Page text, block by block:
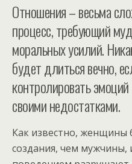
Отношения – весьма
процесс, требующий
моральных усилий.
будет длиться вечно,
контролировать
своими недостатками.
Как известно, женщины
создания, чем мужчины,